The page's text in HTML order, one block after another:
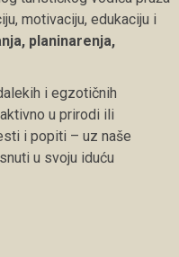
motivaciju, edukaciju i
planinarenja,
i egzotičnih
u prirodi ili
i popiti – uz naše
u svoju iduću